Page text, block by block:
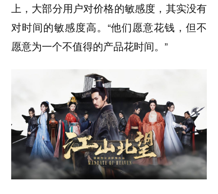
上，大部分用户对价格的敏感度，其实没有
对时间的敏感度高。“他们愿意花钱，但不
愿意为一个不值得的产品花时间。”